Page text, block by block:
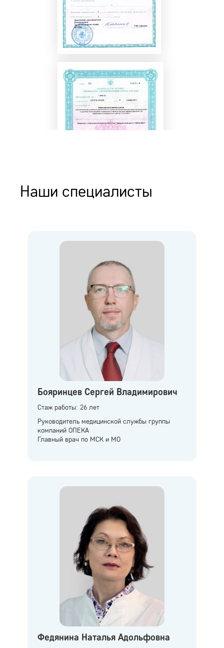
Наши специалисты
Бояринцев Сергей Владимирович
Стаж работы: 26 лет
Руководитель медицинской службы группы
компаний ОПЕКА
Главный врач по МСК и МО
Федянина Наталья Адольфовна